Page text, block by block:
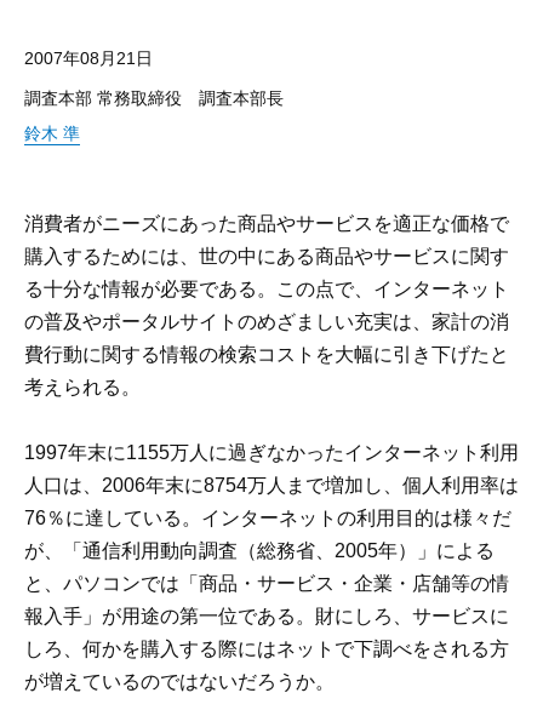
2007年08月21日
調査本部 常務取締役 調査本部長
鈴木 準
消費者がニーズにあった商品やサービスを適正な価格で
購入するためには、世の中にある商品やサービスに関す
る十分な情報が必要である。この点で、インターネット
の普及やポータルサイトのめざましい充実は、家計の消
費行動に関する情報の検索コストを大幅に引き下げたと
考えられる。
1997年末に1155万人に過ぎなかったインターネット利用
人口は、2006年末に8754万人まで増加し、個人利用率は
76％に達している。インターネットの利用目的は様々だ
が、「通信利用動向調査（総務省、2005年）」による
と、パソコンでは「商品・サービス・企業・店舗等の情
報入手」が用途の第一位である。財にしろ、サービスに
しろ、何かを購入する際にはネットで下調べをされる方
が増えているのではないだろうか。